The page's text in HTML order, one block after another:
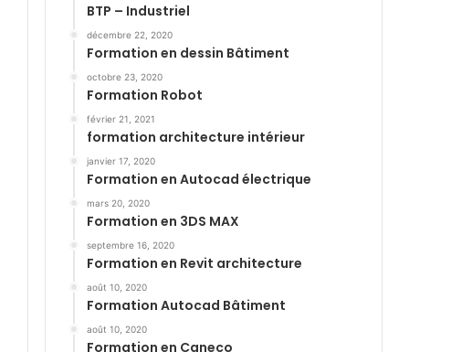
BTP – Industriel
décembre 22, 2020
Formation en dessin Bâtiment
octobre 23, 2020
Formation Robot
février 21, 2021
formation architecture intérieur
janvier 17, 2020
Formation en Autocad électrique
mars 20, 2020
Formation en 3DS MAX
septembre 16, 2020
Formation en Revit architecture
août 10, 2020
Formation Autocad Bâtiment
août 10, 2020
Formation en Caneco